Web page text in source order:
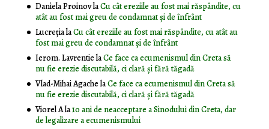
Daniela ProinovlaCu cât ereziile au fost mai răspândite, cu
atât au fost mai greu de condamnat și de înfrânt
LucrețialaCu cât ereziile au fost mai răspândite, cu atât au
fost mai greu de condamnat și de înfrânt
Ierom. LavrentielaCe face ca ecumenismul din Creta să
nu fie erezie discutabilă, ci clară și fără tăgadă
Vlad-Mihai AgachelaCe face ca ecumenismul din Creta să
nu fie erezie discutabilă, ci clară și fără tăgadă
Viorel Ala10 ani de neacceptare a Sinodului din Creta, dar
de legalizare a ecumenismului